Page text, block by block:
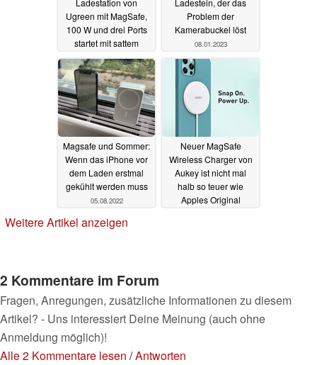
Ugreen mit MagSafe,
100 W und drei Ports
startet mit sattem
Rabatt in den Verkauf
26.08.2023
Problem der
Kamerabuckel löst
08.01.2023
Magsafe und Sommer:
Wenn das iPhone vor
dem Laden erstmal
gekühlt werden muss
05.08.2022
Neuer MagSafe
Wireless Charger von
Aukey ist nicht mal
halb so teuer wie
Apples Original
Weitere Artikel anzeigen
2 Kommentare im Forum
Fragen, Anregungen, zusätzliche Informationen zu diesem
Artikel? - Uns interessiert Deine Meinung (auch ohne
Anmeldung möglich)!
Alle 2 Kommentare lesen /Antworten